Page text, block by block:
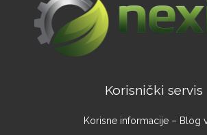
Korisnički servis
Korisne informacije – Blog